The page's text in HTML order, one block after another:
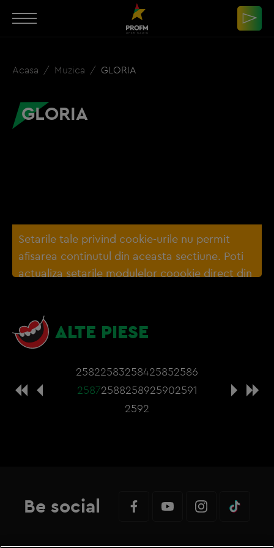
Acasa Muzica GLORIA
GLORIA
Setarile tale privind cookie-urile nu permit
afisarea continutul din aceasta sectiune. Poti
actualiza setarile modulelor coookie direct din
ALTE PIESE
25822583258425852586
25872588258925902591
2592
Be social